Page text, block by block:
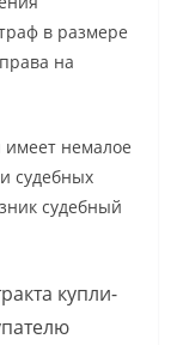
в размере
на
немалое
судебных
судебный
купли-